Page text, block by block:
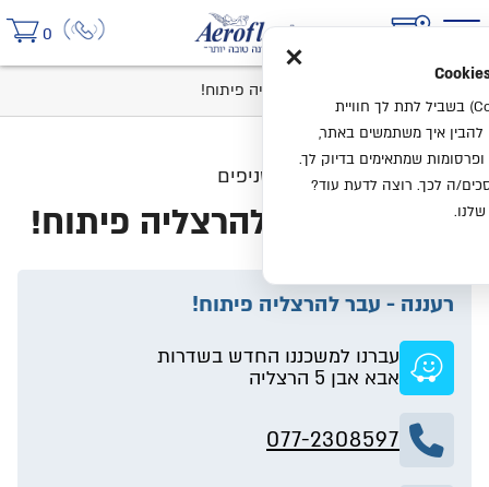
0
רעננה - עבר להרצליה פיתוח!
סניפים
רעננה - עבר להרצליה פיתוח!
רעננה - עבר להרצליה פיתוח!
עברנו למשכננו החדש בשדרות
אבא אבן 5 הרצליה
077-2308597
×
אנחנו משתמשים בעוגיות (Cookies) בשביל לתת לך חוויית
להבין איך משתמשים באתר,
שמתאימים בדיוק לך.
ה לכך. רוצה לדעת עוד?